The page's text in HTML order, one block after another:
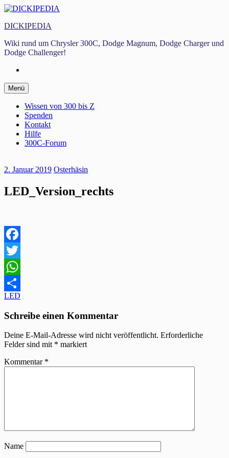
Zum
springen
DICKIPEDIA
Wiki rund um Chrysler 300C, Dodge Magnum, Dodge Charger und
Dodge Challenger!
Menü Zum
Inhalt
springen
Wissen von 300 bis Z
Spenden
Kontakt
Hilfe
300C-Forum
2. Januar 2019 Osterhäsin
LED_Version_rechts
Facebook
Twitter
WhatsApp
Teilen
Beitragsnavigation
LED
Schreibe einen Kommentar
Deine E-Mail-Adresse wird nicht veröffentlicht. Erforderliche
Felder sind mit * markiert
Kommentar *
Name